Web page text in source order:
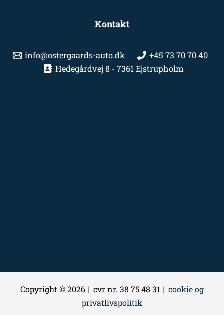
Kontakt
info@ostergaards-auto.dk
+45 73 70 70 40
Hedegårdvej 8 - 7361 Ejstrupholm
Copyright © 2026 | cvr nr. 38 75 48 31 | cookie og
privatlivspolitik